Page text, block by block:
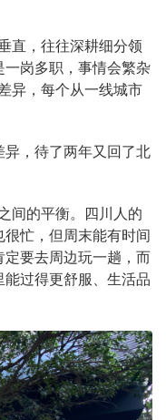
直，往往深耕细分领
岗多职，事情会繁杂
异，每个从一线城市
，待了两年又回了北
间的平衡。四川人的
忙，但周末能有时间
要去周边玩一趟，而
能过得更舒服、生活品